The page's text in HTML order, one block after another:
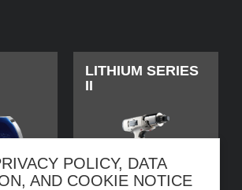
POLICY, DATA
AND COOKIE NOTICE
LITHIUM SERIES
II